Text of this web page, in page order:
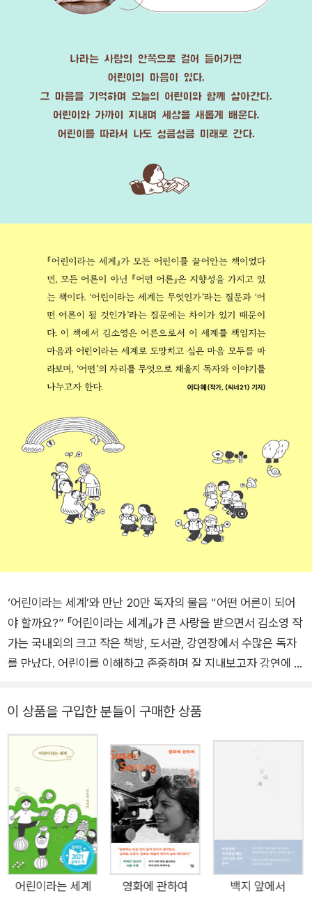
‘어린이라는 세계’와 만난 20만 독자의 물음 “어떤 어른이 되어
야 할까요?” 『어린이라는 세계』가 큰 사랑을 받으면서 김소영 작
가는 국내외의 크고 작은 책방, 도서관, 강연장에서 수많은 독자
를 만났다. 어린이를 이해하고 존중하며 잘 지내보고자 강연에 참
요?”였다. 오늘의 어린이와 어른이 어떤 환경에서 살아가는지,
답할 수 있는 문제였다. 이 책은 지난 4년간 다양한 방식으로 도
착한 독자들의 질문에 대한 작가의 신중하고 성실한 응답이라고
할 수 있다. 작가가 준비한 것은 ‘어린이를 존중하는 어른’, ‘다정
한 어른’과 같은 명쾌한 답이 아니다. 그 대신 주인 잃은 강아지를
맡기기 위해 들이닥친 어린이들의 수선스러움을 내치지 않는 세
탁소 사장님의 정다운 응대, ‘녹색 어머니’ 봉사를 하면서 등교하
는 어린이에게 반갑게 인사하는 어른과 그 소리에 기운을 얻는 어
린이의 짧은 만남, 어린이의 부탁에도 턱에 걸친 마스크를 올리지
이 상품을 구입한 분들이 구매한 상품
어린이라는 세계 영화에 관하여 백지 앞에서